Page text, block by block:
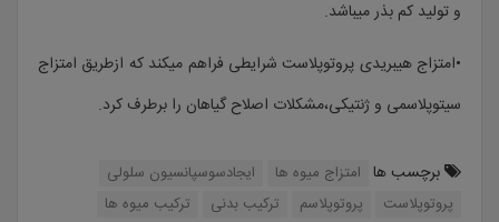
و تولید کم بذر میباشد.
•امتزاج هیبریدی پروتوپلاست شرایطی فراهم میکند که ازطریق امتزاج
سیتوپلاسمی و ژنتیکی،مشکلات اصلاح گیاهان را برطرف کرد.
برچسب ها امتزاج میوه ها
ایجادسوسپانسیون سلولی
پروتوپلاست
پروتوپلاسم ترکیب بدنی
ترکیب میوه ها